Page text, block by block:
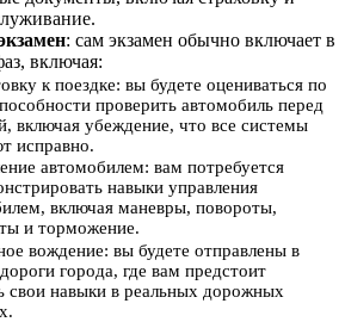
: сам экзамен обычно включает в
включая:
к поездке: вы будете оцениваться по
проверить автомобиль перед
включая убеждение, что все системы
исправно.
автомобилем: вам потребуется
навыки управления
включая маневры, повороты,
и торможение.
вождение: вы будете отправлены в
города, где вам предстоит
свои навыки в реальных дорожных